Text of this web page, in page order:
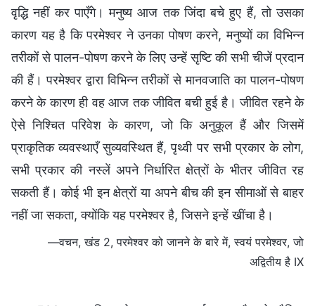
वृद्धि नहीं कर पाएँगे। मनुष्य आज तक जिंदा बचे हुए हैं, तो उसका
कारण यह है कि परमेश्वर ने उनका पोषण करने, मनुष्यों का विभिन्न
तरीकों से पालन-पोषण करने के लिए उन्हें सृष्टि की सभी चीजें प्रदान
की हैं। परमेश्वर द्वारा विभिन्न तरीकों से मानवजाति का पालन-पोषण
करने के कारण ही वह आज तक जीवित बची हुई है। जीवित रहने के
ऐसे निश्चित परिवेश के कारण, जो कि अनुकूल हैं और जिसमें
प्राकृतिक व्यवस्थाएँ सुव्यवस्थित हैं, पृथ्वी पर सभी प्रकार के लोग,
सभी प्रकार की नस्लें अपने निर्धारित क्षेत्रों के भीतर जीवित रह
सकती हैं। कोई भी इन क्षेत्रों या अपने बीच की इन सीमाओं से बाहर
नहीं जा सकता, क्योंकि यह परमेश्वर है, जिसने इन्हें खींचा है।
—वचन, खंड 2, परमेश्वर को जानने के बारे में, स्वयं परमेश्वर, जो
अद्वितीय है IX